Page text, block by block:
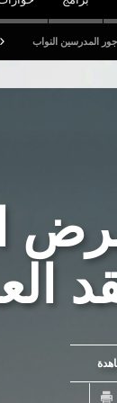
القيروان: قتيل